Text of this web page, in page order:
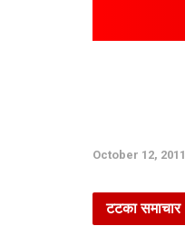
October 12, 2011
टटका समाचार